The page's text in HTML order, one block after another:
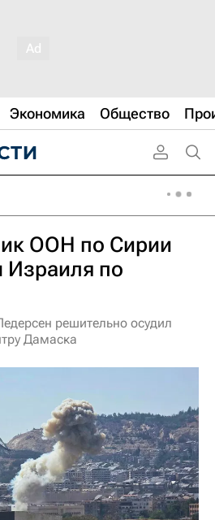
Экономика Общество
ООН по Сирии
Израиля по
решительно осудил
Дамаска